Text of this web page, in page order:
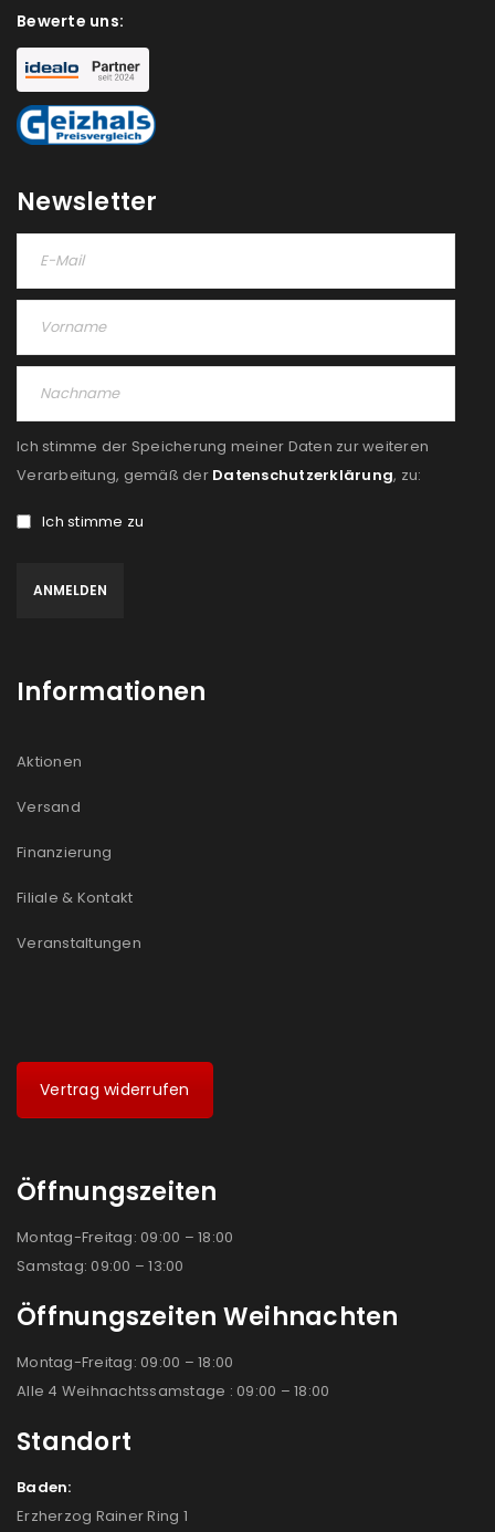
Bewerte uns:
Newsletter
Ich stimme der Speicherung meiner Daten zur weiteren
Verarbeitung, gemäß der Datenschutzerklärung, zu:
Ich stimme zu
Informationen
Aktionen
Versand
Finanzierung
Filiale & Kontakt
Veranstaltungen
Vertrag widerrufen
Öffnungszeiten
Montag-Freitag: 09:00 – 18:00
Samstag: 09:00 – 13:00
Öffnungszeiten Weihnachten
Montag-Freitag: 09:00 – 18:00
Alle 4 Weihnachtssamstage : 09:00 – 18:00
Standort
Baden:
Erzherzog Rainer Ring 1